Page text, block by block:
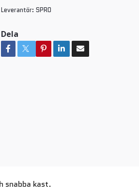
Leverantör: SPRO
Dela
snabba kast.